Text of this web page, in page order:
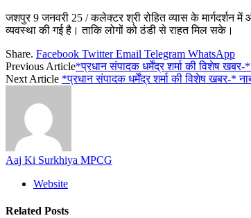
जशपुर 9 जनवरी 25 / कलेक्टर श्री रोहित व्यास के
व्यवस्था की गई है। ताकि लोगों को ठंडी से राहत मिल सके।
Share. Facebook Twitter Email Telegram WhatsApp
Previous Article*प्रधान संपादक धर्मेंद्र शर्मा की विशेष
Next Article *प्रधान संपादक धर्मेंद्र शर्मा की विशेष खबर-*
Aaj Ki Surkhiya MPCG
Website
Related Posts